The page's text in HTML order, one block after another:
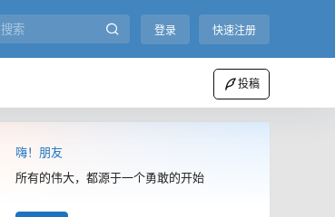
登录 快速注册
投稿
嗨！朋友
所有的伟大，都源于一个勇敢的开始